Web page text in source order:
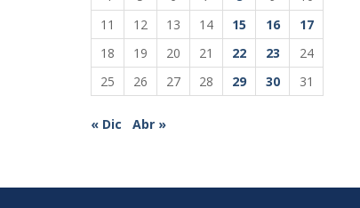
11
12 13 14 15 16
17
18
19 20 21 22 23
24
25
26 27 28 29 30 31
« Dic Abr »